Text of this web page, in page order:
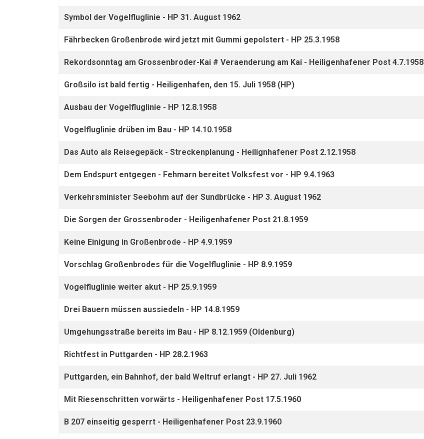
Symbol der Vogelfluglinie - HP 31. August 1962
Fährbecken Großenbrode wird jetzt mit Gummi gepolstert - HP 25.3.1958
Rekordsonntag am Grossenbroder-Kai # Veraenderung am Kai - Heiligenhafener Post 4.7.1958
Großsilo ist bald fertig - Heiligenhafen, den 15. Juli 1958 (HP)
Ausbau der Vogelfluglinie - HP 12.8.1958
Vogelfluglinie drüben im Bau - HP 14.10.1958
Das Auto als Reisegepäck - Streckenplanung - Heilignhafener Post 2.12.1958
Dem Endspurt entgegen - Fehmarn bereitet Volksfest vor - HP 9.4.1963
Verkehrsminister Seebohm auf der Sundbrücke - HP 3. August 1962
Die Sorgen der Grossenbroder - Heiligenhafener Post 21.8.1959
Keine Einigung in Großenbrode - HP 4.9.1959
Vorschlag Großenbrodes für die Vogelfluglinie - HP 8.9.1959
Vogelfluglinie weiter akut - HP 25.9.1959
Drei Bauern müssen aussiedeln - HP 14.8.1959
Umgehungsstraße bereits im Bau - HP 8.12.1959 (Oldenburg)
Richtfest in Puttgarden - HP 28.2.1963
Puttgarden, ein Bahnhof, der bald Weltruf erlangt - HP 27. Juli 1962
Mit Riesenschritten vorwärts - Heiligenhafener Post 17.5.1960
B 207 einseitig gesperrt - Heiligenhafener Post 23.9.1960